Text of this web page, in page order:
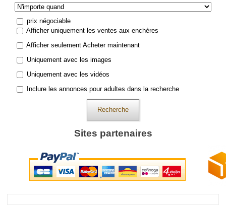
prix négociable
Afficher uniquement les ventes aux enchères
Afficher seulement Acheter maintenant
Uniquement avec les images
Uniquement avec les vidéos
Inclure les annonces pour adultes dans la recherche
Recherche
Sites partenaires